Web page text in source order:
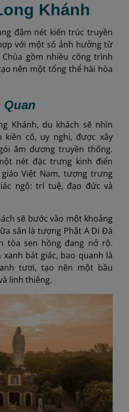
Khánh
đậm nét kiến trúc truyền
với một số ảnh hưởng từ
gồm nhiều công trình
nên một tổng thể hài hòa
Quan
Khánh, du khách sẽ nhìn
kiên cố, uy nghi, được xây
âm dương truyền thống.
nét đặc trưng kinh điển
Việt Nam, tượng trưng
ngộ: trí tuệ, đạo đức và
sẽ bước vào một khoảng
sân là tượng Phật A Di Đà
tòa sen hồng đang nở rộ.
bát giác, bao quanh là
tươi, tạo nên một bầu
linh thiêng.